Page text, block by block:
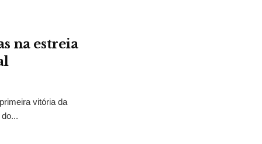
na estreia
vitória da